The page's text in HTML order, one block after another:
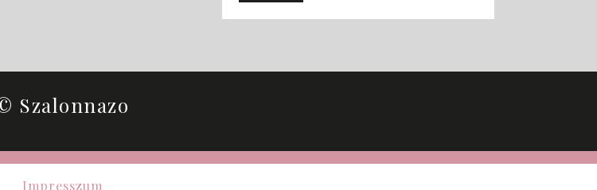
Szalonnazo
Impresszum